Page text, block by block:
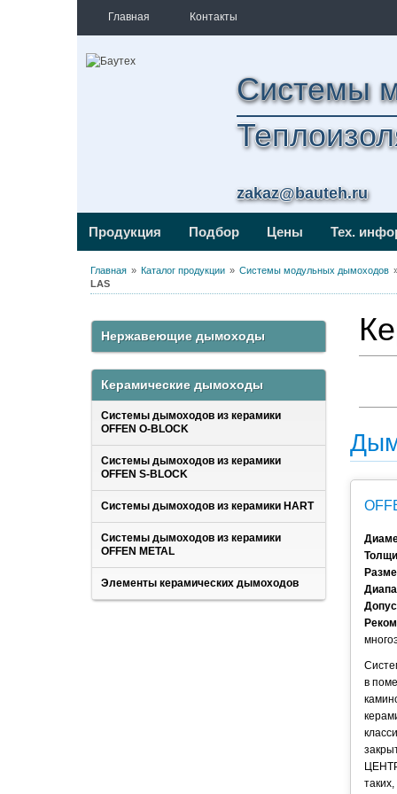
Главная Контакты
Системы
zakaz@bauteh.ru
Продукция Подбор Цены Тех.
Главная Каталог продукции Системы модульных дымоходов
LAS
Нержавеющие дымоходы
Керамические дымоходы
Системы дымоходов из керамики
OFFEN O-BLOCK
Системы дымоходов из керамики
OFFEN S-BLOCK
Системы дымоходов из керамики HART
Системы дымоходов из керамики
OFFEN METAL
Элементы керамических дымоходов
в